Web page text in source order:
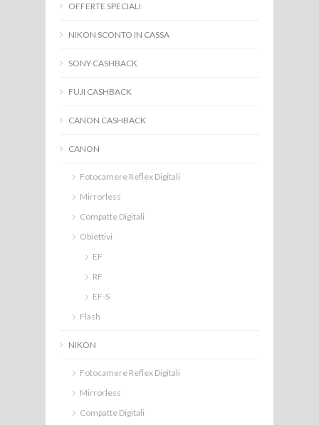
OFFERTE SPECIALI
NIKON SCONTO IN CASSA
SONY CASHBACK
FUJI CASHBACK
CANON CASHBACK
CANON
Fotocamere Reflex Digitali
Mirrorless
Compatte Digitali
Obiettivi
EF
RF
EF-S
Flash
NIKON
Fotocamere Reflex Digitali
Mirrorless
Compatte Digitali